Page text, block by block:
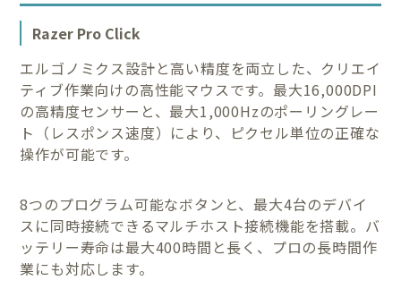
Razer Pro Click
エルゴノミクス設計と高い精度を両立した、クリエイ
ティブ作業向けの高性能マウスです。最大16,000DPI
の高精度センサーと、最大1,000Hzのポーリングレー
ト（レスポンス速度）により、ピクセル単位の正確な
操作が可能です。
8つのプログラム可能なボタンと、最大4台のデバイ
スに同時接続できるマルチホスト接続機能を搭載。バ
ッテリー寿命は最大400時間と長く、プロの長時間作
業にも対応します。